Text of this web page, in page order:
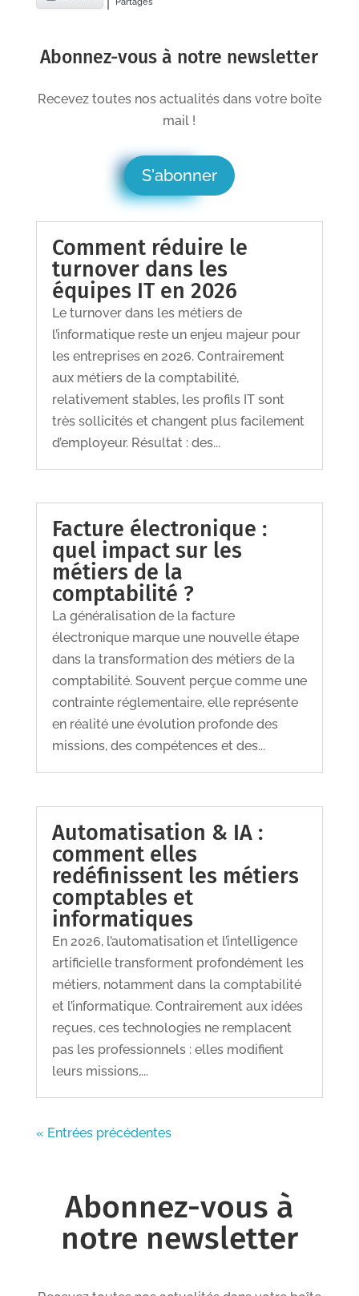
Abonnez-vous à notre newsletter
Recevez toutes nos actualités dans votre boîte
mail !
S'abonner
Comment réduire le
turnover dans les
équipes IT en 2026
Le turnover dans les métiers de
l’informatique reste un enjeu majeur pour
les entreprises en 2026. Contrairement
aux métiers de la comptabilité,
relativement stables, les profils IT sont
très sollicités et changent plus facilement
d’employeur. Résultat : des...
Facture électronique :
quel impact sur les
métiers de la
comptabilité ?
La généralisation de la facture
électronique marque une nouvelle étape
dans la transformation des métiers de la
comptabilité. Souvent perçue comme une
contrainte réglementaire, elle représente
en réalité une évolution profonde des
missions, des compétences et des...
Automatisation & IA :
comment elles
redéfinissent les métiers
comptables et
informatiques
En 2026, l’automatisation et l’intelligence
artificielle transforment profondément les
métiers, notamment dans la comptabilité
et l’informatique. Contrairement aux idées
reçues, ces technologies ne remplacent
pas les professionnels : elles modifient
leurs missions,...
« Entrées précédentes
Abonnez-vous à
notre newsletter